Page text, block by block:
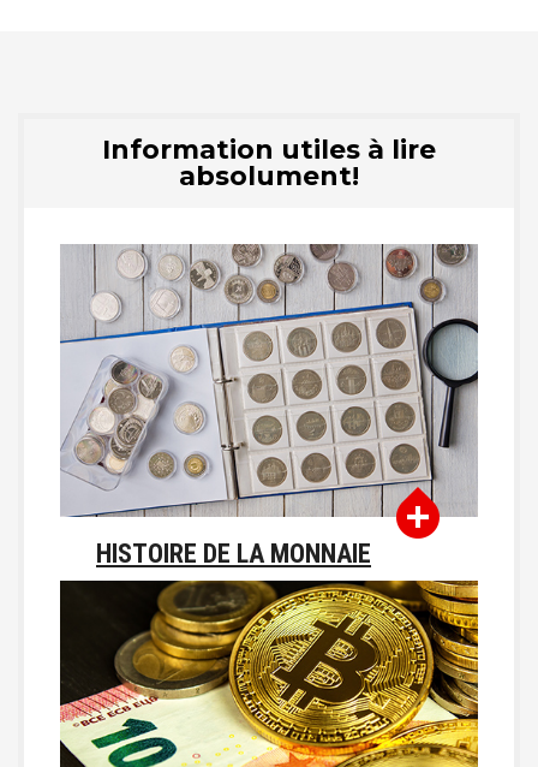
Information utiles à lire
absolument!
HISTOIRE DE LA MONNAIE